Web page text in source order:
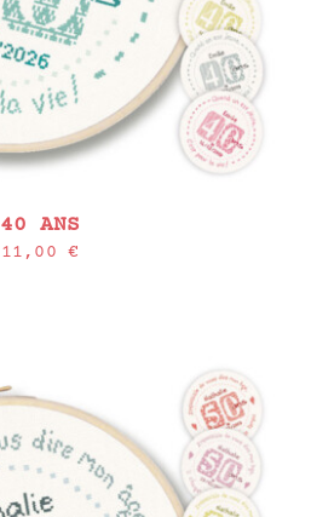
40 ANS
11,00€